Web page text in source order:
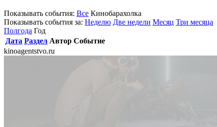
Показывать события: Все Кинобарахолка
Показывать события за: Неделю Две недели Месяц Три месяца
Полгода Год
Дата Раздел Автор Событие
kinoagentstvo.ru